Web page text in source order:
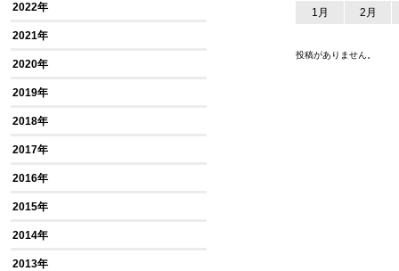
1月 2月
投稿がありません。
2022年
2021年
2020年
2019年
2018年
2017年
2016年
2015年
2014年
2013年